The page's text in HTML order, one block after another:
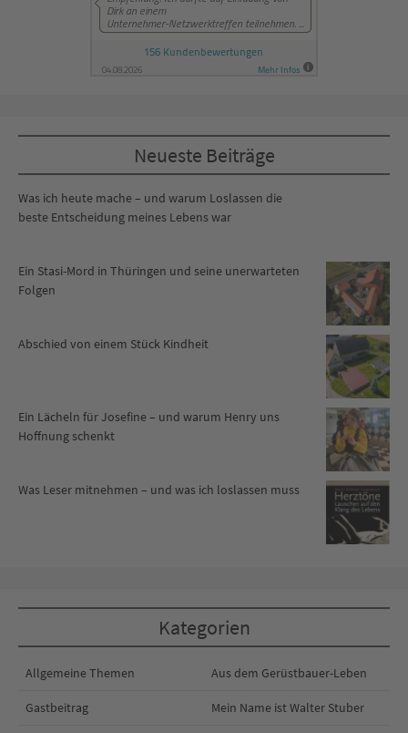
Neueste Beiträge
Was ich heute mache – und warum Loslassen die
beste Entscheidung meines Lebens war
Ein Stasi-Mord in Thüringen und seine unerwarteten
Folgen
Abschied von einem Stück Kindheit
Ein Lächeln für Josefine – und warum Henry uns
Hoffnung schenkt
Was Leser mitnehmen – und was ich loslassen muss
Kategorien
Allgemeine Themen Aus dem Gerüstbauer-Leben
Gastbeitrag Mein Name ist Walter Stuber